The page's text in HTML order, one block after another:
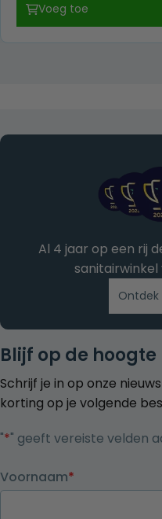
€ 149,00.€
Voeg toe
Blijf op de hoogte
Schrijf je in op onze
korting op je volgende
"*" geeft vereiste velden
Voornaam*
Al 4 jaar op een rij
sanitairwinkel